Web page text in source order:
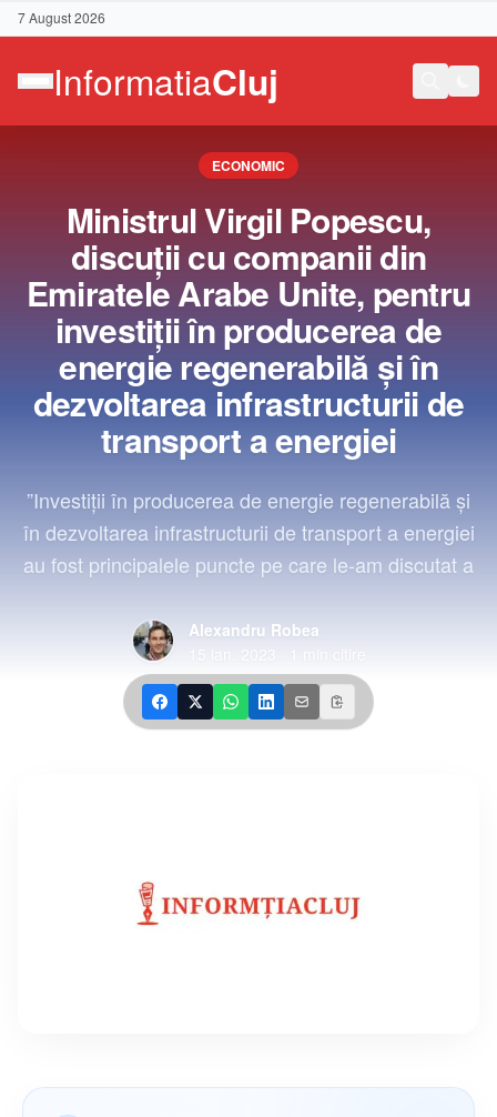
7 August 2026
ECONOMIC
Ministrul Virgil Popescu,
discuţii cu companii din
Emiratele Arabe Unite, pentru
investiţii în producerea de
energie regenerabilă şi în
dezvoltarea infrastructurii de
transport a energiei
”Investiţii în producerea de energie regenerabilă şi
în dezvoltarea infrastructurii de transport a energiei
au fost principalele puncte pe care le-am discutat a
Alexandru Robea
15 ian. 2023